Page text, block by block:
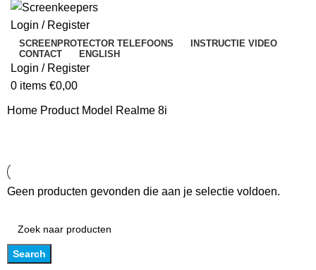
Login / Register
SCREENPROTECTOR TELEFOONS
INSTRUCTIE VIDEO
CONTACT
ENGLISH
Login / Register
0 items €0,00
Home Product Model Realme 8i
Geen producten gevonden die aan je selectie voldoen.
Search